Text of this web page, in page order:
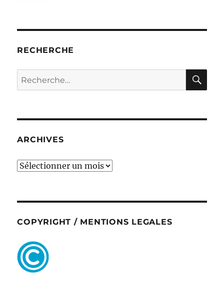
RECHERCHE
Recherche
pour :
ARCHIVES
ARCHIVES
COPYRIGHT / MENTIONS LEGALES